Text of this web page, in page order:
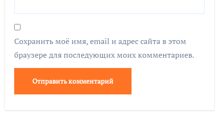
Сохранить моё имя, email и адрес сайта в этом
браузере для последующих моих комментариев.